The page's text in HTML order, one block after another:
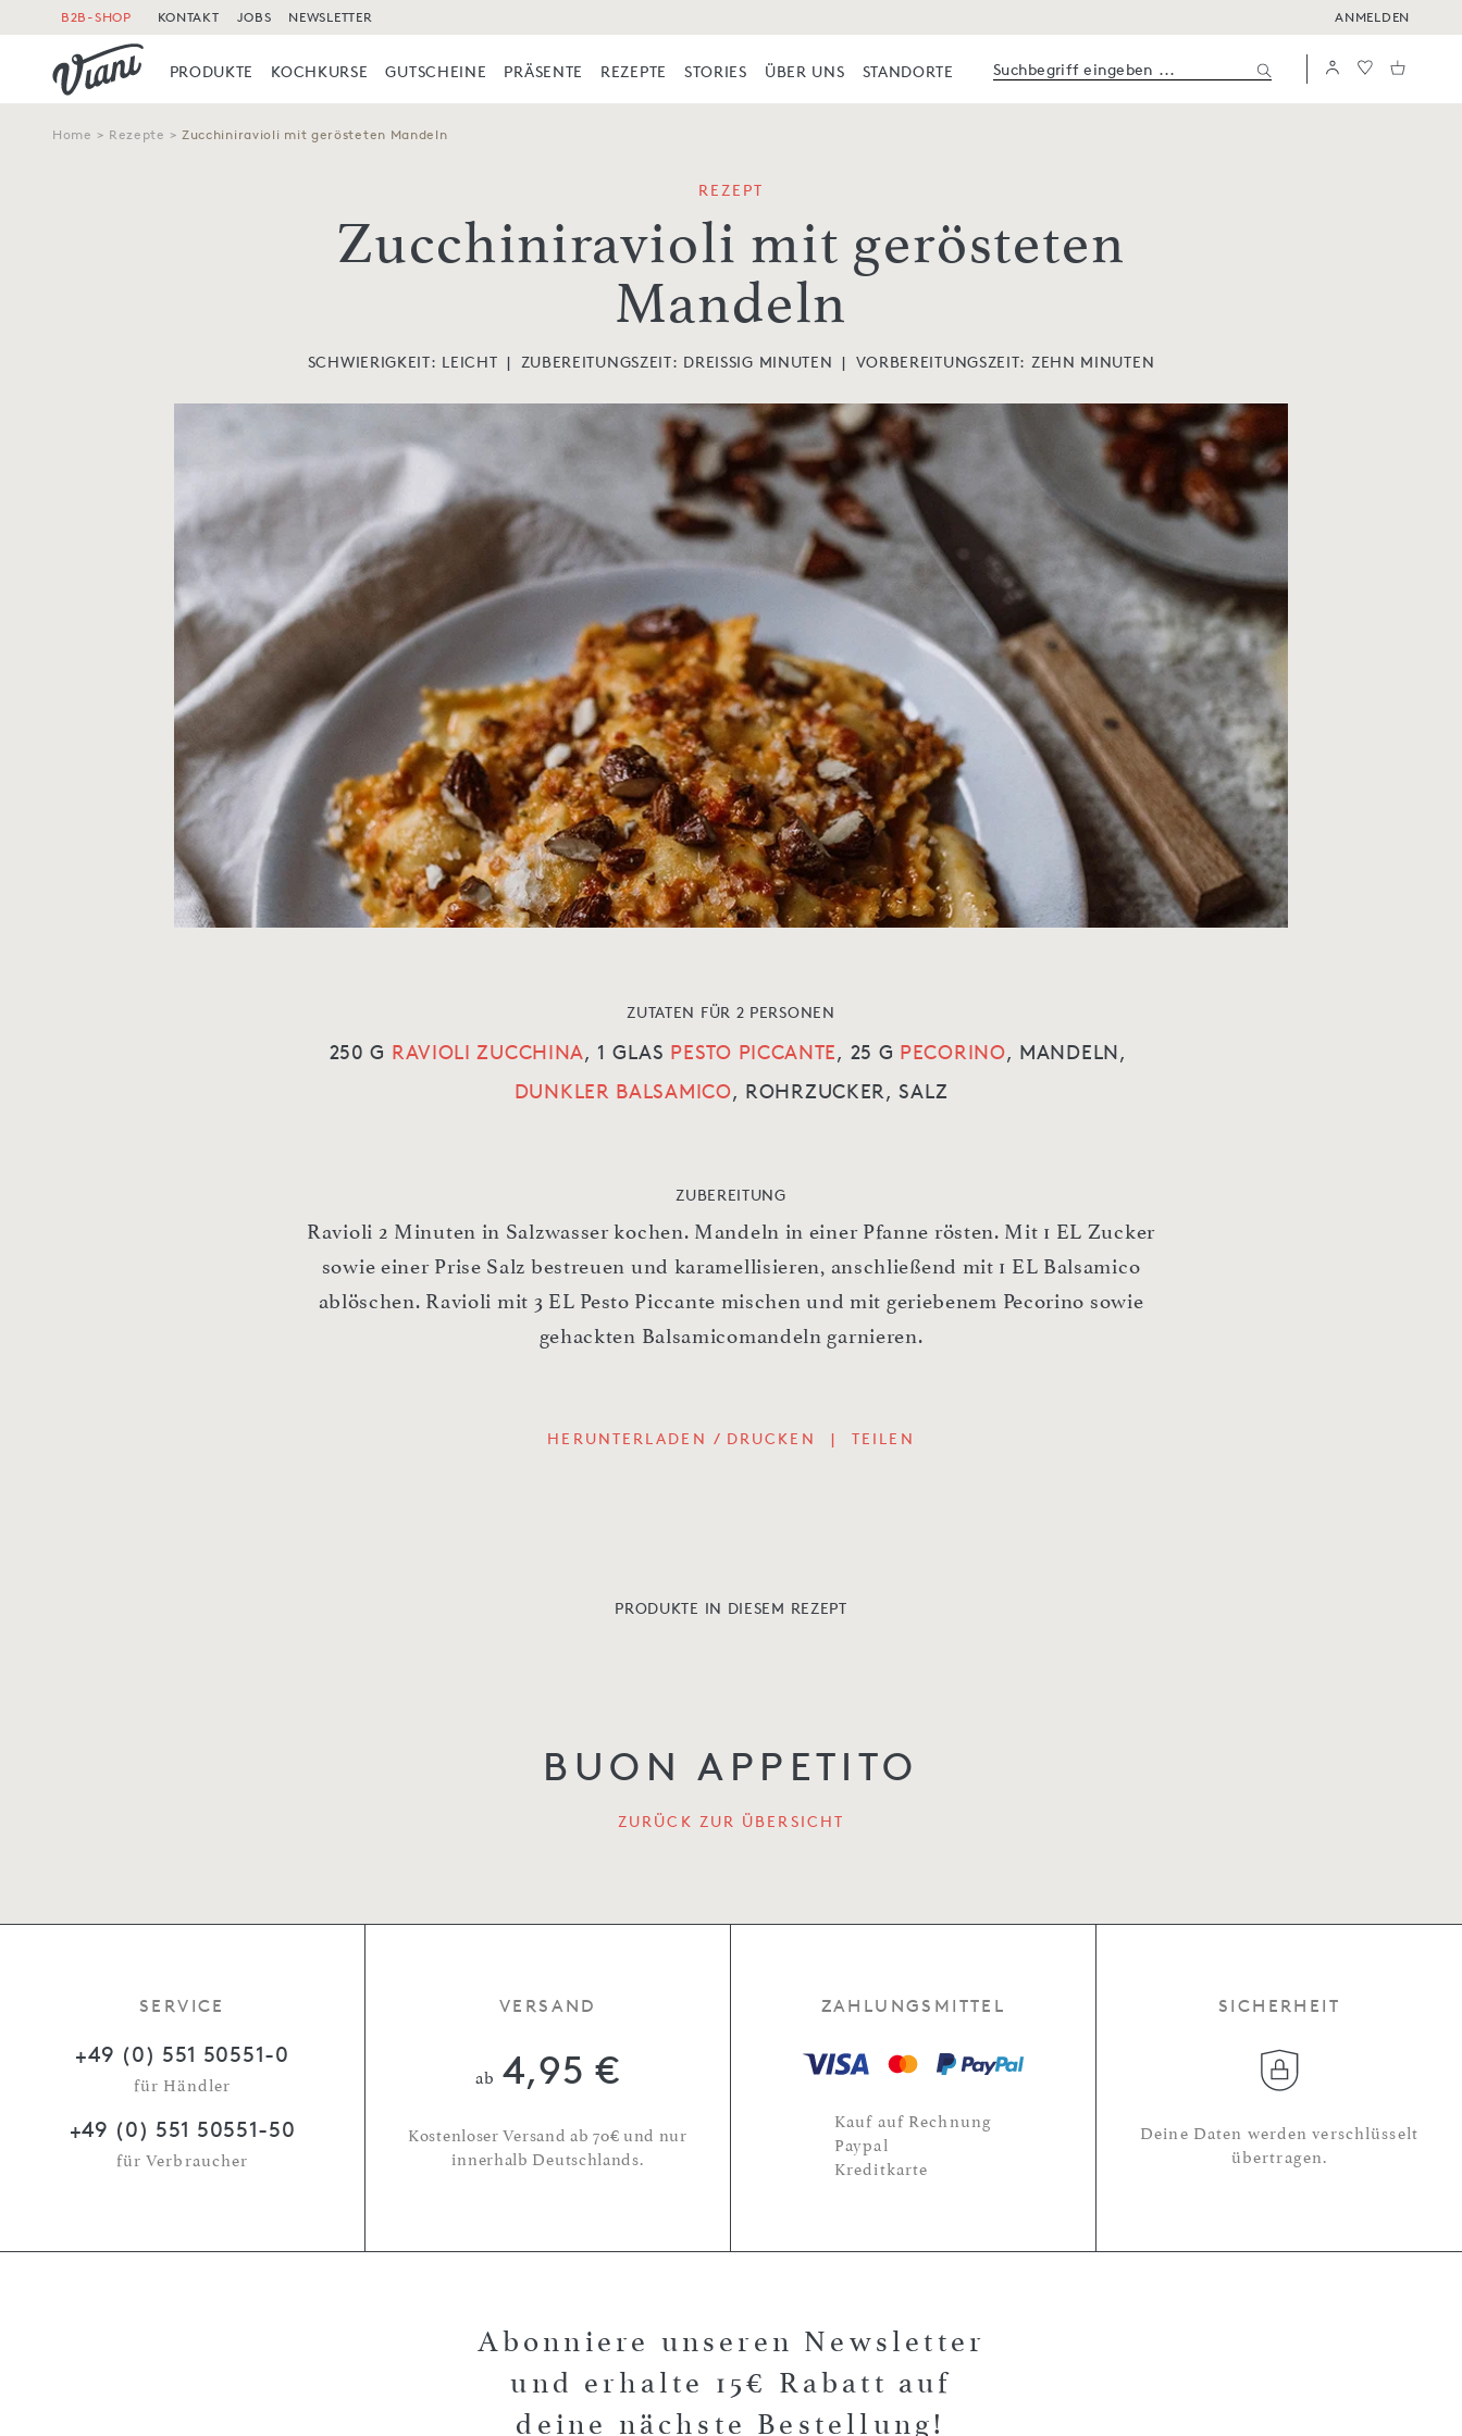
B2B-SHOP KONTAKT JOBS NEWSLETTER ANMELDEN
PRODUKTE KOCHKURSE GUTSCHEINE PRÄSENTE REZEPTE STORIES ÜBER UNS STANDORTE
Home > Rezepte > Zucchiniravioli mit gerösteten Mandeln
REZEPT
Zucchiniravioli mit gerösteten
Mandeln
SCHWIERIGKEIT: LEICHT | ZUBEREITUNGSZEIT: DREISSIG MINUTEN | VORBEREITUNGSZEIT: ZEHN MINUTEN
ZUTATEN FÜR 2 PERSONEN
250 G RAVIOLI ZUCCHINA, 1 GLAS PESTO PICCANTE, 25 G PECORINO, MANDELN,
DUNKLER BALSAMICO, ROHRZUCKER,SALZ
ZUBEREITUNG
Ravioli 2 Minuten in Salzwasser kochen. Mandeln in einer Pfanne rösten. Mit 1 EL Zucker
sowie einer Prise Salz bestreuen und karamellisieren, anschließend mit 1 EL Balsamico
ablöschen. Ravioli mit 3 EL Pesto Piccante mischen und mit geriebenem Pecorino sowie
gehackten Balsamicomandeln garnieren.
HERUNTERLADEN / DRUCKEN | TEILEN
PRODUKTE IN DIESEM REZEPT
BUON APPETITO
ZURÜCK ZUR ÜBERSICHT
SERVICE
+49 (0) 551 50551-0
für Händler
+49 (0) 551 50551-50
für Verbraucher
VERSAND
ab 4,95 €
Kostenloser Versand ab 70€ und nur
innerhalb Deutschlands.
ZAHLUNGSMITTEL
Kauf auf Rechnung
Paypal
Kreditkarte
SICHERHEIT
Deine Daten werden verschlüsselt
übertragen.
Abonniere unseren Newsletter
und erhalte 15€ Rabatt auf
deine nächste Bestellung!